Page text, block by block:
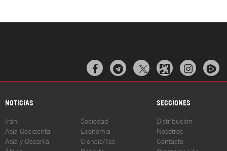
  
NOTICIAS SECCIONES
Irán
Asia Occidental
Asia y Oceanía
Sociedad
Economía
Ciencia/Tec
Distribución
Nosotros
Contacto